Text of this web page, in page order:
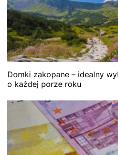
Domki zakopane – idealny
o każdej porze roku